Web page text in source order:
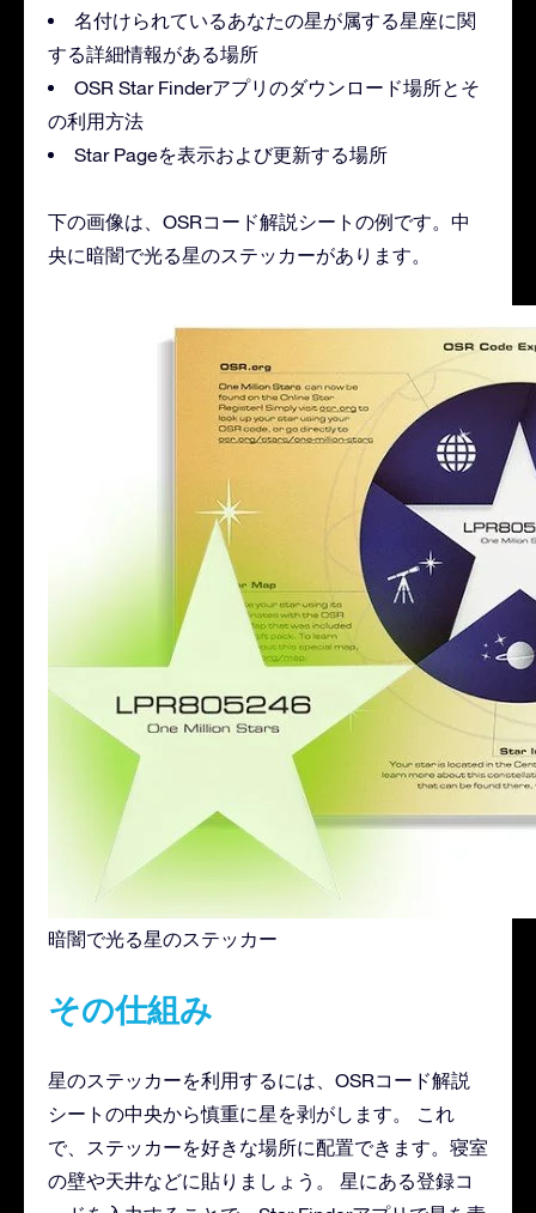
名付けられているあなたの星が属する星座に関
する詳細情報がある場所
OSR Star Finderアプリのダウンロード場所とそ
の利用方法
Star Pageを表示および更新する場所
下の画像は、OSRコード解説シートの例です。中
央に暗闇で光る星のステッカーがあります。
暗闇で光る星のステッカー
その仕組み
星のステッカーを利用するには、OSRコード解説
シートの中央から慎重に星を剥がします。 これ
で、ステッカーを好きな場所に配置できます。寝室
の壁や天井などに貼りましょう。 星にある登録コ